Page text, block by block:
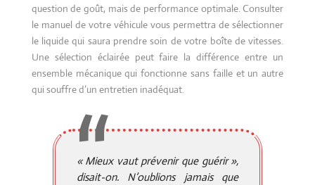
question de goût, mais de performance optimale. Consulter
le manuel de votre véhicule vous permettra de sélectionner
le liquide qui saura prendre soin de votre boîte de vitesses.
Une sélection éclairée peut faire la différence entre un
ensemble mécanique qui fonctionne sans faille et un autre
qui souffre d’un entretien inadéquat.
« Mieux vaut prévenir que guérir »,
disait-on. N’oublions jamais que